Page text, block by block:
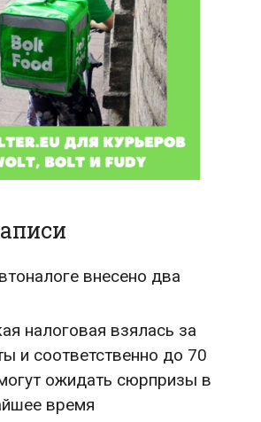
внесено два
налоговая взялась за
и соответственно до 70
ожидать сюрпризы в
время